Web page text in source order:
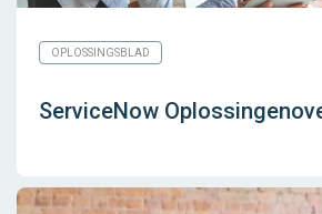
OPLOSSINGSBLAD
ServiceNow